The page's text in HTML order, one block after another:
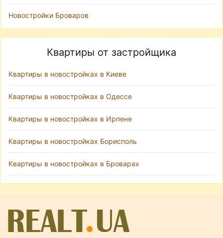
Новостройки Броваров
Квартиры от застройщика
Квартиры в новостройках в Киеве
Квартиры в новостройках в Одессе
Квартиры в новостройках в Ирпене
Квартиры в новостройках Борисполь
Квартиры в новостройках в Броварах